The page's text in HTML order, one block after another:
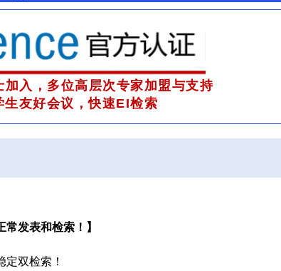
入，多位高层次专家加盟与支持
生友好会议，快速EI检索
发表和检索！】
双检索！